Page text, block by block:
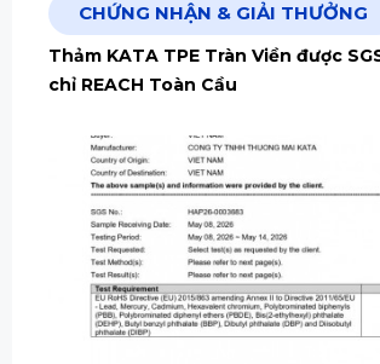
CHỨNG NHẬN & GIẢI THƯỞNG
Thảm KATA TPE Tràn Viền được
chỉ REACH Toàn Cầu